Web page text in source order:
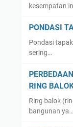
kesempatan
PONDASI
Pondasi
sering…
RING
Ring balok
bangunan ya…